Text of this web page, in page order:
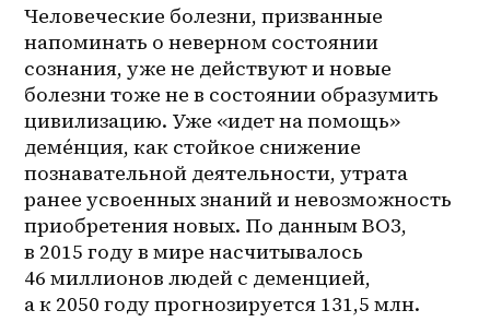
Человеческие болезни, призванные
напоминать о неверном состоянии
сознания, уже не действуют и новые
болезни тоже не в состоянии образумить
цивилизацию. Уже «идет на помощь»
деме́нция, как стойкое снижение
познавательной деятельности, утрата
ранее усвоенных знаний и невозможность
приобретения новых. По данным ВОЗ,
в 2015 году в мире насчитывалось
46 миллионов людей с деменцией,
а к 2050 году прогнозируется 131,5 млн.